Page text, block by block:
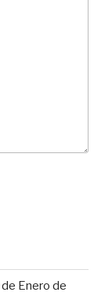
Enero de